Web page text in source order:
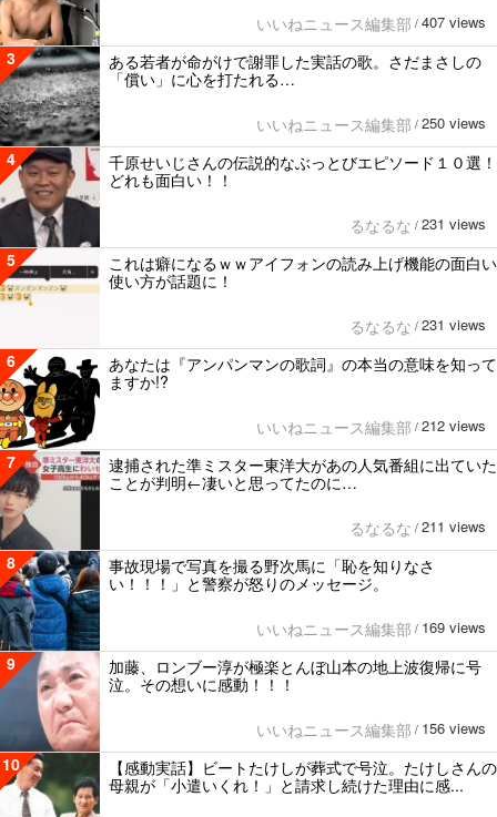
いいねニュース編集部 / 407 views
3
ある若者が命がけで謝罪した実話の歌。さだまさしの
「償い」に心を打たれる…
いいねニュース編集部 / 250 views
4
千原せいじさんの伝説的なぶっとびエピソード１０選！
どれも面白い！！
るなるな / 231 views
5
これは癖になるｗｗアイフォンの読み上げ機能の面白い
使い方が話題に！
るなるな / 231 views
6
あなたは『アンパンマンの歌詞』の本当の意味を知って
ますか!?
いいねニュース編集部 / 212 views
7
逮捕された準ミスター東洋大があの人気番組に出ていた
ことが判明←凄いと思ってたのに…
るなるな / 211 views
8
事故現場で写真を撮る野次馬に「恥を知りなさ
い！！！」と警察が怒りのメッセージ。
いいねニュース編集部 / 169 views
9
加藤、ロンブー淳が極楽とんぼ山本の地上波復帰に号
泣。その想いに感動！！！
いいねニュース編集部 / 156 views
10
【感動実話】ビートたけしが葬式で号泣。たけしさんの
母親が「小遣いくれ！」と請求し続けた理由に感...